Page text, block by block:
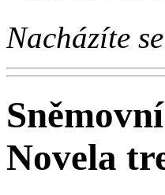
Nacházíte
Novela